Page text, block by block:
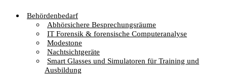
Behördenbedarf
Abhörsichere Besprechungsräume
IT Forensik & forensische Computeranalyse
Modestone
Nachtsichtgeräte
Smart Glasses und Simulatoren für Training und
Ausbildung